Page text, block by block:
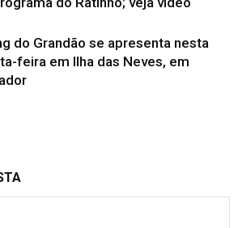
do Grandão se apresenta nesta
feira em Ilha das Neves, em